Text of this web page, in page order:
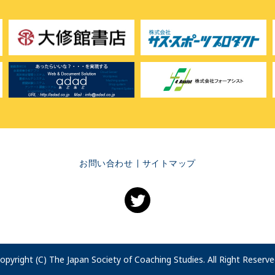
お問い合わせ サイトマップ
(C) The Japan Society of Coaching Studies. All Right